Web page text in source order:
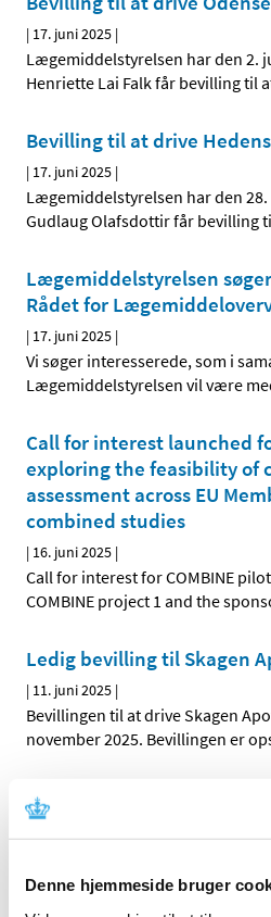
Denne hjemmeside bruger
| 17. juni 2025 |
Lægemiddelstyrelsen har den 2.
Henriette Lai Falk får bevilling til
Bevilling til at drive
| 17. juni 2025 |
Lægemiddelstyrelsen har den
Gudlaug Olafsdottir får bevilling
Lægemiddelstyrelsen
Rådet for
| 17. juni 2025 |
Vi søger interesserede, som i
Lægemiddelstyrelsen vil være
Call for interest launched
exploring the feasibility of
assessment across EU
combined studies
| 16. juni 2025 |
Call for interest for COMBINE
COMBINE project 1 and the
Ledig bevilling til Skagen
| 11. juni 2025 |
Bevillingen til at drive Skagen
november 2025. Bevillingen er
Bivirkningskomité
sikkerhedssignal ved
Risikoen for hjernebetændelse